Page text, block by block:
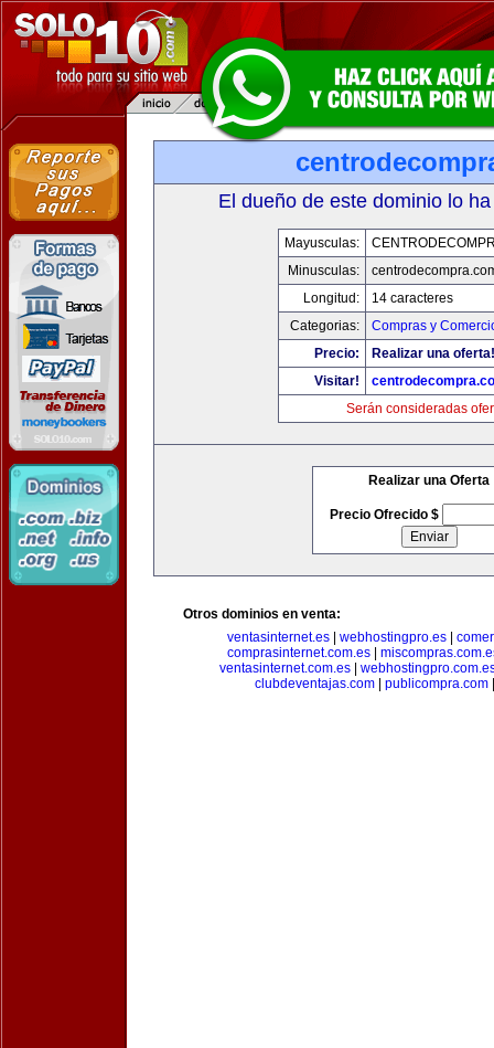
El dueño de este dominio lo
Mayusculas:
Minusculas:
Longitud:
14 caracteres
Categorias:
Compras y
Precio:
Realizar una oferta!
Visitar!
Serán consideradas
Realizar una Oferta
Precio Ofrecido $
Otros dominios en venta:
ventasinternet.es
webhostingpro.es
comprasinternet.com.es|
ventasinternet.com.es|
clubdeventajas.com| publicompra.com